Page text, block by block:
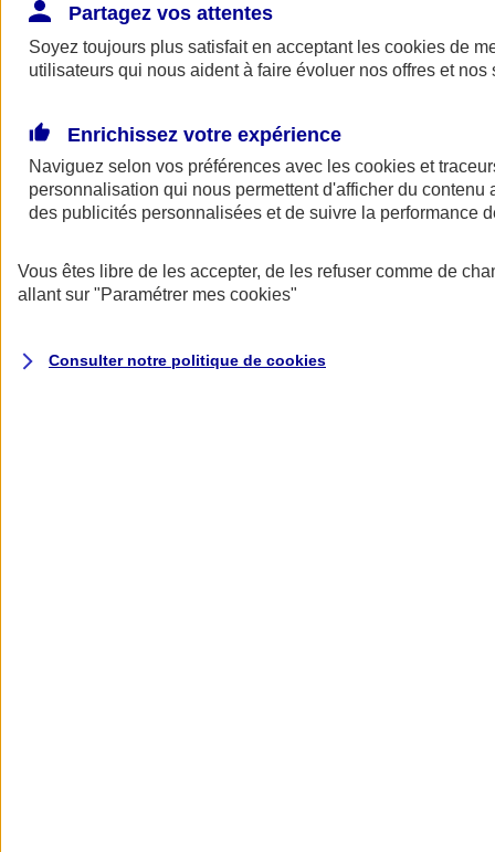
AXA Assurance
Partagez vos attentes
Soyez toujours plus satisfait en acceptant les cookies de
utilisateurs qui nous aident à faire évoluer nos offres et nos
Enrichissez votre expérience
Naviguez selon vos préférences avec les cookies et
personnalisation qui nous permettent d'afficher du contenu
des publicités personnalisées et de suivre la performance
Vous êtes libre de les accepter, de les refuser comme de
allant sur "Paramétrer mes cookies"
Consulter notre politique de cookies